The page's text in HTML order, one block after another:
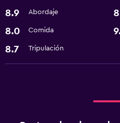
8.9 Abordaje
8.0 Comida
8.7 Tripulación